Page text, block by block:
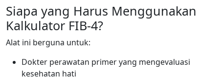
Siapa yang Harus Menggunakan
Kalkulator FIB-4?
Alat ini berguna untuk:
Dokter perawatan primer yang mengevaluasi
kesehatan hati